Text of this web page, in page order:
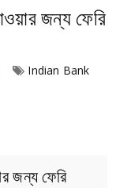
জন্য ফেরি
Indian Bank
জন্য ফেরি